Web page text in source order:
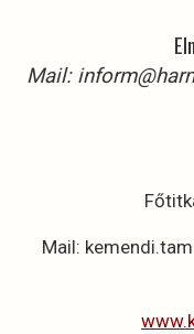
Mail:
Mail: